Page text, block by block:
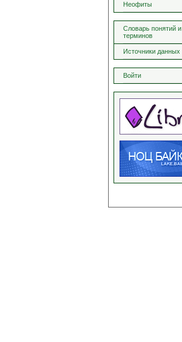
Неофиты
Словарь понятий и
терминов
Источники данных
Войти